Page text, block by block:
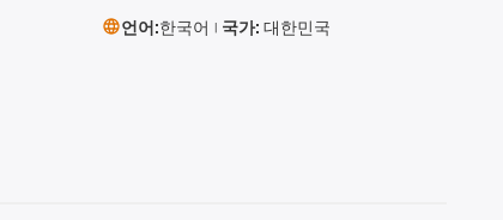
언어:한국어 국가: 대한민국